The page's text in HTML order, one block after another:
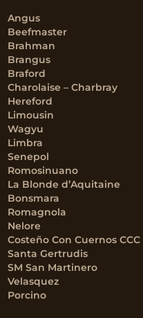
Angus
Beefmaster
Brahman
Brangus
Braford
Charolaise – Charbray
Hereford
Limousin
Wagyu
Limbra
Senepol
Romosinuano
La Blonde d’Aquitaine
Bonsmara
Romagnola
Nelore
Costeño Con Cuernos CCC
Santa Gertrudis
SM San Martinero
Velasquez
Porcino